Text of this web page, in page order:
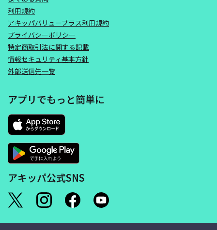
利用規約
アキッパバリュープラス利用規約
プライバシーポリシー
特定商取引法に関する記載
情報セキュリティ基本方針
外部送信先一覧
アプリでもっと簡単に
アキッパ公式SNS